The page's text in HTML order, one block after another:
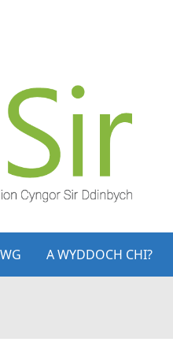
A WYDDOCH CHI?